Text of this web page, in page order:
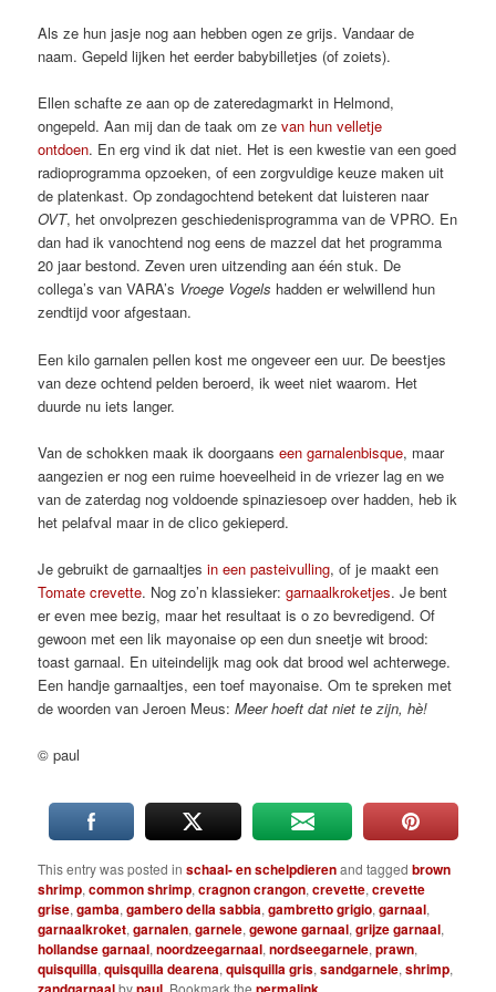
Als ze hun jasje nog aan hebben ogen ze grijs. Vandaar de
naam. Gepeld lijken het eerder babybilletjes (of zoiets).
Ellen schafte ze aan op de zateredagmarkt in Helmond,
ongepeld. Aan mij dan de taak om zevan hun velletje
ontdoen. En erg vind ik dat niet. Het is een kwestie van een goed
radioprogramma opzoeken, of een zorgvuldige keuze maken uit
de platenkast. Op zondagochtend betekent dat luisteren naar
OVT, het onvolprezen geschiedenisprogramma van de VPRO. En
dan had ik vanochtend nog eens de mazzel dat het programma
20 jaar bestond. Zeven uren uitzending aan één stuk. De
collega’s van VARA’s Vroege Vogels hadden er welwillend hun
zendtijd voor afgestaan.
Een kilo garnalen pellen kost me ongeveer een uur. De beestjes
van deze ochtend pelden beroerd, ik weet niet waarom. Het
duurde nu iets langer.
Van de schokken maak ik doorgaanseen garnalenbisque, maar
aangezien er nog een ruime hoeveelheid in de vriezer lag en we
van de zaterdag nog voldoende spinaziesoep over hadden, heb ik
het pelafval maar in de clico gekieperd.
Je gebruikt de garnaaltjesin een pasteivulling, of je maakt een
Tomate crevette. Nog zo’n klassieker:garnaalkroketjes. Je bent
er even mee bezig, maar het resultaat is o zo bevredigend. Of
gewoon met een lik mayonaise op een dun sneetje wit brood:
toast garnaal. En uiteindelijk mag ook dat brood wel achterwege.
Een handje garnaaltjes, een toef mayonaise. Om te spreken met
de woorden van Jeroen Meus:Meer hoeft dat niet te zijn, hè!
© paul
This entry was posted inschaal- en schelpdierenand taggedbrown
shrimp,common shrimp,cragnon crangon,crevette,crevette
grise,gamba,gambero della sabbia,gambretto grigio,garnaal,
garnaalkroket,garnalen,garnele,gewone garnaal,grijze garnaal,
hollandse garnaal,noordzeegarnaal,nordseegarnele,prawn,
quisquilla,quisquilla dearena,quisquilla gris,sandgarnele,shrimp,
by . Bookmark the